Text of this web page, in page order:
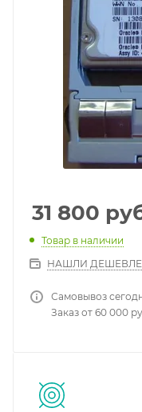
31 800
Товар в наличии
НАШЛИ
Самовывоз
Заказ от 60 000